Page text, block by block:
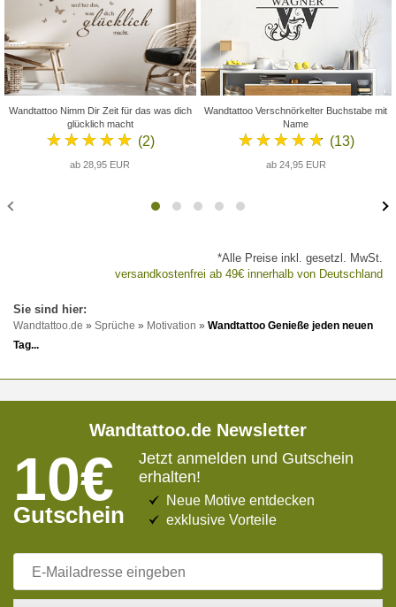
Wandtattoo Nimm Dir Zeit für das was dich
glücklich macht
★★★★★ (2)
ab 28,95 EUR
Wandtattoo Verschnörkelter Buchstabe mit
Name
★★★★★ (13)
ab 24,95 EUR
*Alle Preise inkl. gesetzl. MwSt.
versandkostenfrei ab 49€ innerhalb von Deutschland
Wandtattoo.de » Sprüche » Motivation » Wandtattoo Genieße jeden neuen
Tag...
Wandtattoo.de Newsletter
10€
Gutschein
Jetzt anmelden und Gutschein
erhalten!
Neue Motive entdecken
exklusive Vorteile